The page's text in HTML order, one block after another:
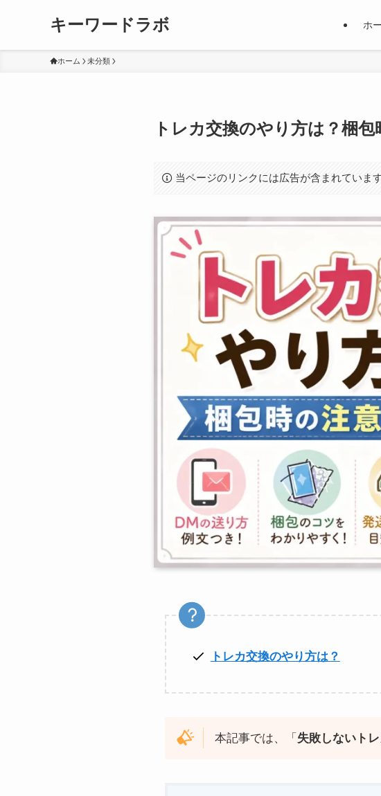
キーワードラボ ホ
ホーム 未分類
トレカ交換のやり方は？梱
当ページのリンクには広告が含まれています
トレカ交換のやり方は？
本記事では、「 失敗しないト